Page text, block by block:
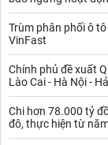
Trùm phân phối ô
VinFast
Chính phủ đề xuất
Lào Cai - Hà Nội -
Chi hơn 78.000 tỷ
đô, thực hiện từ